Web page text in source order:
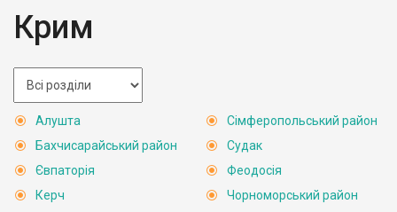
Крим
Алушта
Бахчисарайський район
Євпаторія
Керч
Сімферопольський район
Судак
Феодосія
Чорноморський район